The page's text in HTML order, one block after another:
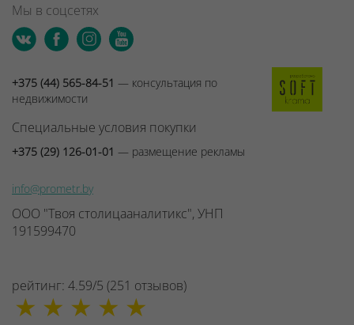
Мы в соцсетях
+375 (44) 565-84-51 — консультация по
недвижимости
Специальные условия покупки
+375 (29) 126-01-01 — размещение рекламы
info@prometr.by
ООО "Твоя столицааналитикс", УНП
191599470
рейтинг: 4.59/5 (251 отзывов)